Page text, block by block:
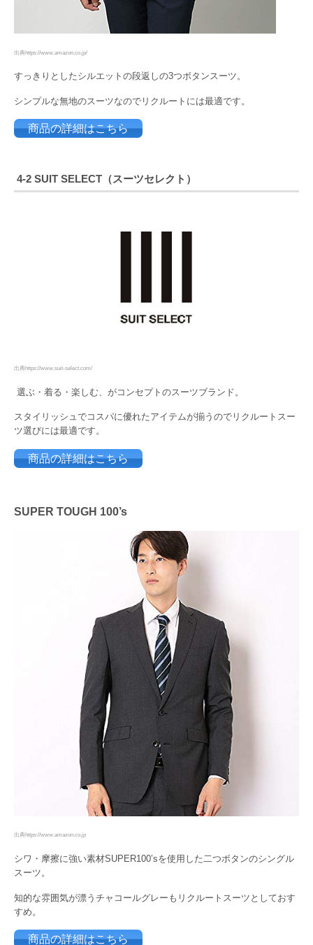
出典https://www.amazon.co.jp/
すっきりとしたシルエットの段返しの3つボタンスーツ。
シンプルな無地のスーツなのでリクルートには最適です。
商品の詳細はこちら
4-2 SUIT SELECT（スーツセレクト）
出典https://www.suit-select.com/
選ぶ・着る・楽しむ、がコンセプトのスーツブランド。
スタイリッシュでコスパに優れたアイテムが揃うのでリクルートスー
ツ選びには最適です。
商品の詳細はこちら
SUPER TOUGH 100’s
出典https://www.amazon.co.jp
シワ・摩擦に強い素材SUPER100’sを使用した二つボタンのシングル
スーツ。
知的な雰囲気が漂うチャコールグレーもリクルートスーツとしておす
すめ。
商品の詳細はこちら